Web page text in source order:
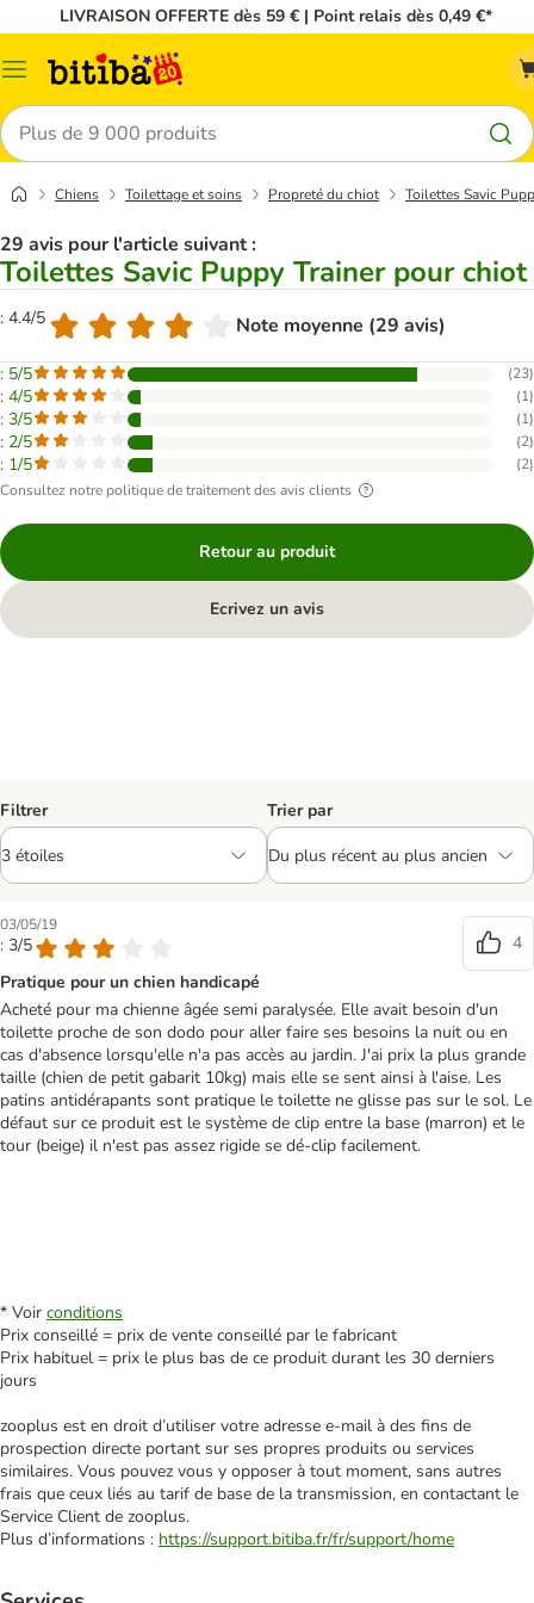
LIVRAISON OFFERTE dès 59 € | Point relais dès 0,49 €*
Menu
Rechercher
Chiens Toilettage et soins Propreté du chiot Toilettes Savic
29 avis pour l'article suivant :
Toilettes Savic Puppy Trainer pour chiot
: 4.4/5 Note moyenne (29 avis)
: 5/5 (23)
: 4/5 (1)
: 3/5 (1)
: 2/5 (2)
: 1/5 (2)
Consultez notre politique de traitement des avis clients
Retour au produit
Ecrivez un avis
Filtrer Trier par
03/05/19
: 3/5
4
Pratique pour un chien handicapé
Acheté pour ma chienne âgée semi paralysée. Elle avait besoin d'un
toilette proche de son dodo pour aller faire ses besoins la nuit ou en
cas d'absence lorsqu'elle n'a pas accès au jardin. J'ai prix la plus grande
taille (chien de petit gabarit 10kg) mais elle se sent ainsi à l'aise. Les
patins antidérapants sont pratique le toilette ne glisse pas sur le sol. Le
défaut sur ce produit est le système de clip entre la base (marron) et le
tour (beige) il n'est pas assez rigide se dé-clip facilement.
* Voir conditions
Prix conseillé = prix de vente conseillé par le fabricant
Prix habituel = prix le plus bas de ce produit durant les 30 derniers
jours
zooplus est en droit d’utiliser votre adresse e‑mail à des fins de
prospection directe portant sur ses propres produits ou services
similaires. Vous pouvez vous y opposer à tout moment, sans autres
frais que ceux liés au tarif de base de la transmission, en contactant le
Service Client de zooplus.
Plus d’informations : https://support.bitiba.fr/fr/support/home